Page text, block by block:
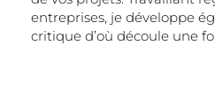
entreprises, je développe
critique d’où découle une